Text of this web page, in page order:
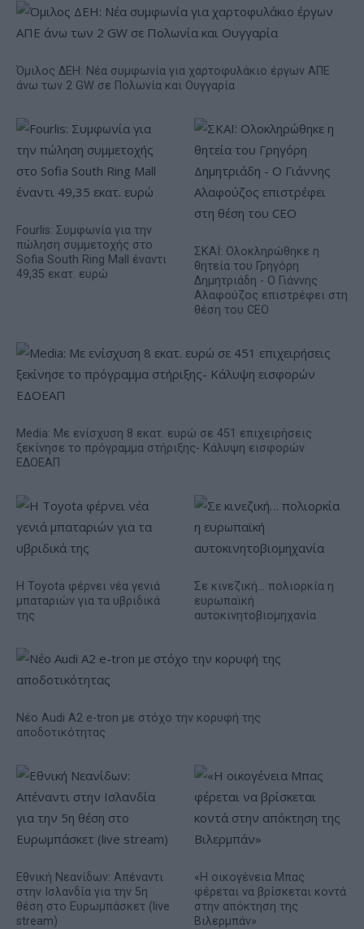
Όμιλος ΔΕΗ: Νέα συμφωνία για χαρτοφυλάκιο έργων ΑΠΕ
άνω των 2 GW σε Πολωνία και Ουγγαρία
Fourlis: Συμφωνία για την
πώληση συμμετοχής στο
Sofia South Ring Mall έναντι
49,35 εκατ. ευρώ
ΣΚΑΪ: Ολοκληρώθηκε η
θητεία του Γρηγόρη
Δημητριάδη - Ο Γιάννης
Αλαφούζος επιστρέφει στη
θέση του CEO
Media: Με ενίσχυση 8 εκατ. ευρώ σε 451 επιχειρήσεις
ξεκίνησε το πρόγραμμα στήριξης- Κάλυψη εισφορών
ΕΔΟΕΑΠ
Η Toyota φέρνει νέα γενιά
μπαταριών για τα υβριδικά
της
Σε κινεζική… πολιορκία η
ευρωπαϊκή
αυτοκινητοβιομηχανία
Νέο Audi A2 e-tron με στόχο την κορυφή της
αποδοτικότητας
Εθνική Νεανίδων: Απέναντι
στην Ισλανδία για την 5η
θέση στο Ευρωμπάσκετ (live
stream)
«Η οικογένεια Μπας
φέρεται να βρίσκεται κοντά
στην απόκτηση της
Βιλερμπάν»